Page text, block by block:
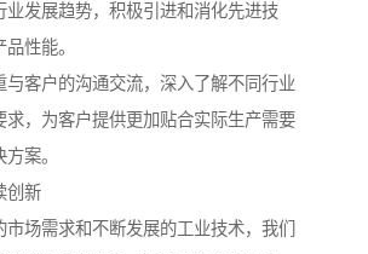
业发展趋势，积极引进和消化先进技
性能。
与客户的沟通交流，深入了解不同行业
求，为客户提供更加贴合实际生产需要
案。
创新
市场需求和不断发展的工业技术，我们